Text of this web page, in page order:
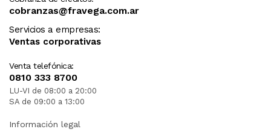
cobranzas@fravega.com.ar
Servicios a empresas:
Ventas corporativas
Venta telefónica:
0810 333 8700
LU-VI de 08:00 a 20:00
SA de 09:00 a 13:00
Información legal